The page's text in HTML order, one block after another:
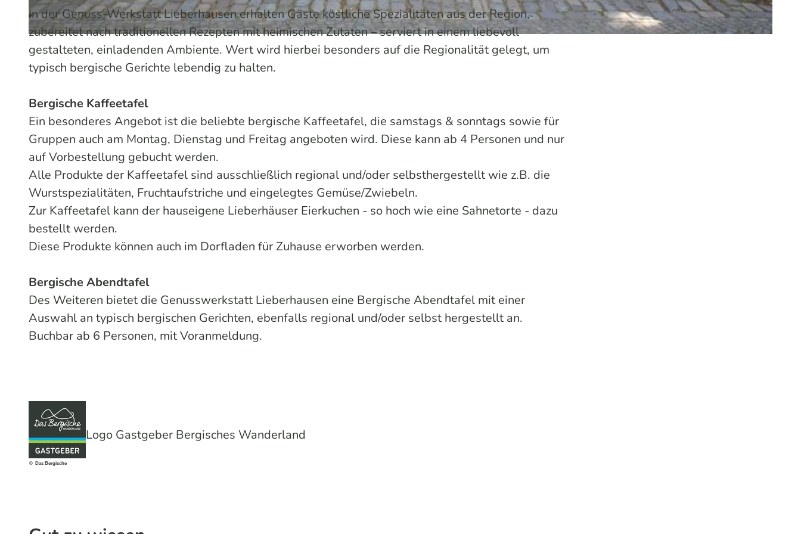
r
a
u
ß
e
_
1
.
j
p
In der Genuss-Werkstatt Lieberhausen erhalten Gäste köstliche Spezialitäten aus der Region,
zubereitet nach traditionellen Rezepten mit heimischen Zutaten – serviert in einem liebevoll
gestalteten, einladenden Ambiente. Wert wird hierbei besonders auf die Regionalität gelegt, um
typisch bergische Gerichte lebendig zu halten.
Bergische Kaffeetafel
Ein besonderes Angebot ist die beliebte bergische Kaffeetafel, die samstags & sonntags sowie für
Gruppen auch am Montag, Dienstag und Freitag angeboten wird. Diese kann ab 4 Personen und nur
auf Vorbestellung gebucht werden.
Alle Produkte der Kaffeetafel sind ausschließlich regional und/oder selbsthergestellt wie z.B. die
Wurstspezialitäten, Fruchtaufstriche und eingelegtes Gemüse/Zwiebeln.
Zur Kaffeetafel kann der hauseigene Lieberhäuser Eierkuchen - so hoch wie eine Sahnetorte - dazu
bestellt werden.
Diese Produkte können auch im Dorfladen für Zuhause erworben werden.
Bergische Abendtafel
Des Weiteren bietet die Genusswerkstatt Lieberhausen eine Bergische Abendtafel mit einer
Auswahl an typisch bergischen Gerichten, ebenfalls regional und/oder selbst hergestellt an.
Buchbar ab 6 Personen, mit Voranmeldung.
© Das Bergische
Logo Gastgeber Bergisches Wanderland